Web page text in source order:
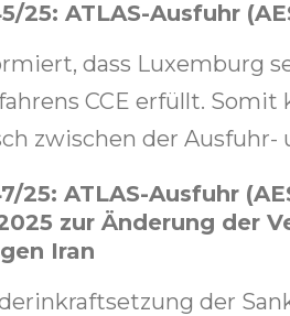
25: ATLAS-Ausfuhr
dass Luxemburg
CCE erfüllt.
zwischen der
25: ATLAS-Ausfuhr
zur Änderung der
Iran
der